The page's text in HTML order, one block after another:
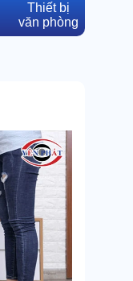
Thiết bị
văn phòng